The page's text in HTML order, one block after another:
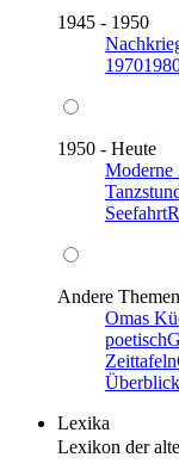
1945 - 1950
1970
1950 - Heute
Moderne
Seefahrt
Andere Themen
Omas
poetisch
Zeittafeln
Überblick
Lexika
Lexikon der